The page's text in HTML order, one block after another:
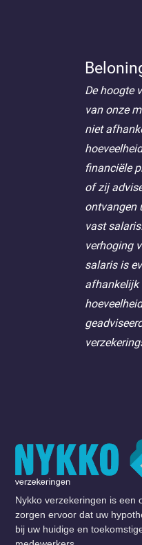
Nykko verzekeringen is een
zorgen ervoor dat uw
bij uw huidige en
De hoogte
van onze
niet
financiële
of zij
ontvangen
vast
verhoging
salaris is
afhankelijk